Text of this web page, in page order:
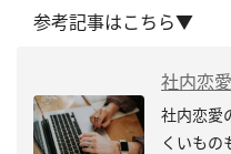
参考記事はこちら▼
社内恋
社内恋愛
くいもの